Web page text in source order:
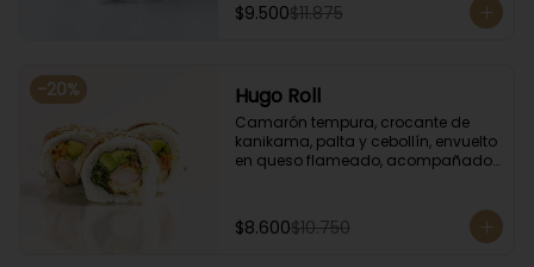
$9.500$11.875
-20% Hugo Roll
Camarón tempura, crocante de
kanikama, palta y cebollín, envuelto
en queso flameado, acompañado
$8.600$10.750